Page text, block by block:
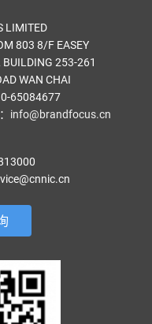
LIMITED
803 8/F EASEY
BUILDING 253-261
WAN CHAI
65084677
： info@brandfocus.cn